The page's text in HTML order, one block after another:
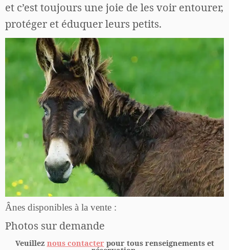
et c’est toujours une joie de les voir entourer,
protéger et éduquer leurs petits.
Ânes disponibles à la vente :
Photos sur demande
Veuillez nous contacter pour tous renseignements et